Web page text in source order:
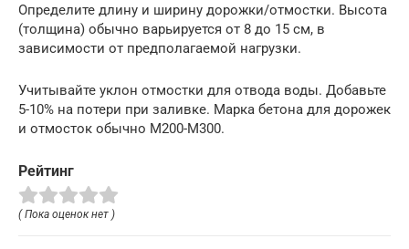
Определите длину и ширину дорожки/отмостки. Высота
(толщина) обычно варьируется от 8 до 15 см, в
зависимости от предполагаемой нагрузки.
Учитывайте уклон отмостки для отвода воды. Добавьте
5-10% на потери при заливке. Марка бетона для дорожек
и отмосток обычно М200-М300.
Рейтинг
( Пока оценок нет )